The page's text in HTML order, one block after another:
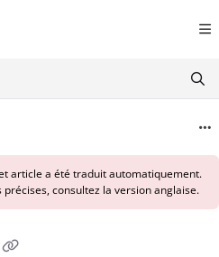
at:
https://support.anydesk.com/llms.txt
article a été traduit automatiquement.
consultez la version anglaise.